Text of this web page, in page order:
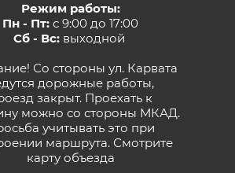
Режим работы:
Пн - Пт: с 9:00 до 17:00
Сб - Вс:выходной
Со стороны ул. Карвата
дорожные работы,
закрыт. Проехать к
можно со стороны МКАД.
учитывать это при
маршрута. Смотрите
карту объезда